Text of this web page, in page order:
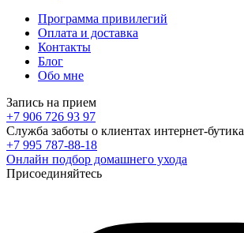
Программа привилегий
Оплата и доставка
Контакты
Блог
Обо мне
Запись на прием
+7 906 726 93 97
Служба заботы о клиентах интернет-бутика
+7 995 787-88-18
Онлайн подбор домашнего ухода
Присоединяйтесь